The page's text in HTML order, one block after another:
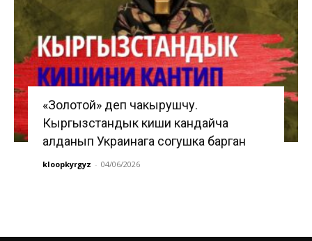
«Золотой» деп чакырушчу.
Кыргызстандык киши кандайча
алданып Украинага согушка барган
kloopkyrgyz - 04/06/2026